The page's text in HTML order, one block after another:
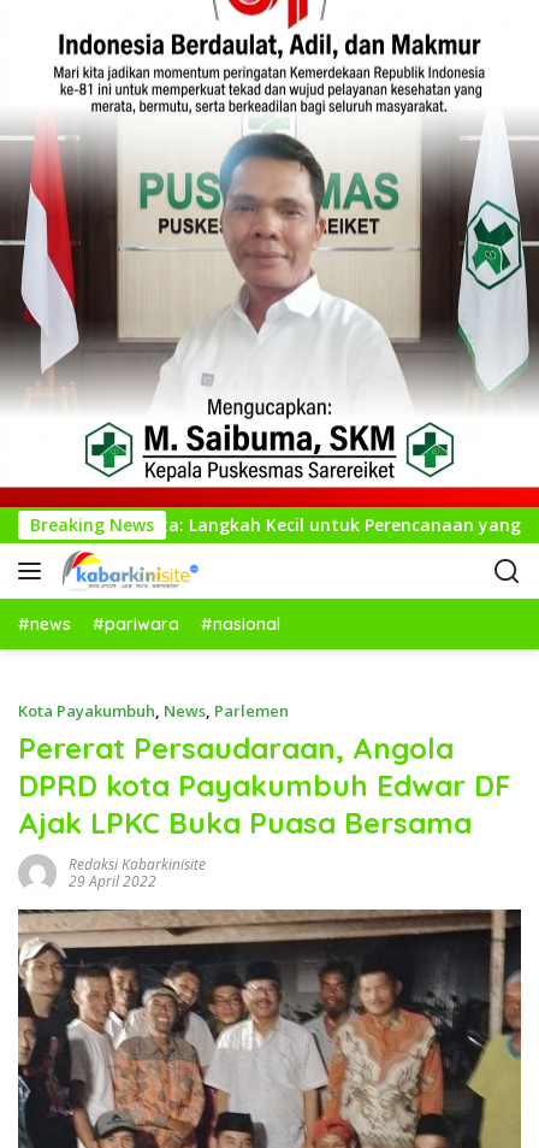
Breaking News
Peta: Langkah Kecil untuk Perencanaan yang Lebih Baik
#news #pariwara #nasional
Kota Payakumbuh, News, Parlemen
Pererat Persaudaraan, Angola
DPRD kota Payakumbuh Edwar DF
Ajak LPKC Buka Puasa Bersama
Redaksi Kabarkinisite
29 April 2022